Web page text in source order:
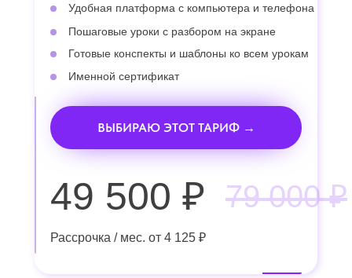
49 500 ₽
Удобная платформа с компьютера и телефона
Пошаговые уроки с разбором на экране
Готовые конспекты и шаблоны ко всем урокам
Именной сертификат
ВЫБИРАЮ ЭТОТ ТАРИФ →
Рассрочка / мес. от 4 125 ₽
79 000 ₽